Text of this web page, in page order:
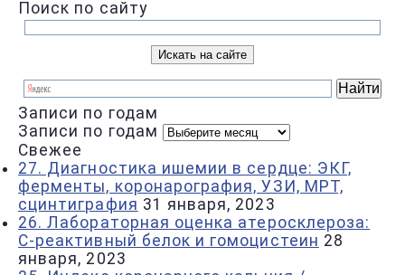
Поиск по сайту
Записи по годам
Записи по годам
Свежее
27. Диагностика ишемии в сердце: ЭКГ,
ферменты, коронарография, УЗИ, МРТ,
сцинтиграфия 31 января, 2023
26. Лабораторная оценка атеросклероза:
С-реактивный белок и гомоцистеин 28
января, 2023